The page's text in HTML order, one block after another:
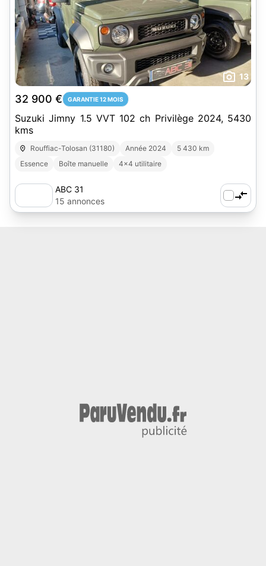
13
32 900 € GARANTIE 12 MOIS
Suzuki Jimny 1.5 VVT 102 ch Privilège 2024, 5430
kms
Rouffiac-Tolosan (31180) Année 2024
5 430 km
Essence
Boîte manuelle 4x4 utilitaire
ABC 31
15 annonces